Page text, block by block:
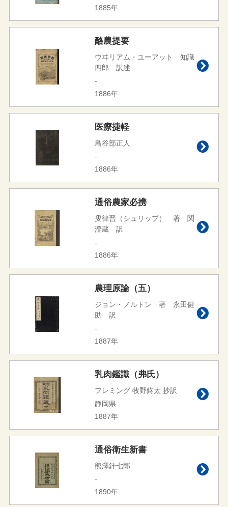
1885年
酪農提要
ウヰリアム・ユーアット 知識
四郎 訳述
-
1886年
医療捷軽
鳥谷部正人
-
1886年
通俗農家必携
叟律晋（シュリップ） 著 関
澄蔵 訳
-
1886年
農理原論（五）
ジョン・ノルトン 著 永田健
助 訳
-
1887年
乳肉鑑識（弗氏）
フレミング 牧野鉖太 抄訳
静岡県
1887年
通俗衛生新書
熊澤釬七郎
-
1890年